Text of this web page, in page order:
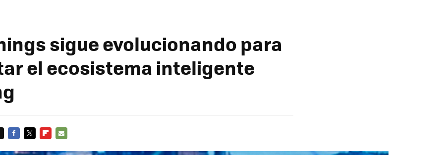
sigue evolucionando para
el ecosistema inteligente